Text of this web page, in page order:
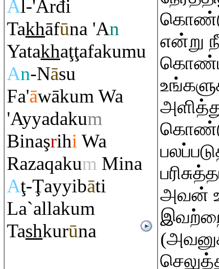
Al-'Arđi
Takhāfūna 'An
Yatakhaţţafakumu
An-Nāsu
Fa'āwākum Wa
'Ayyadakum
Binaşrihi Wa
Razaqakum Mina
Aţ-Ţayyibāti
La`allakum
Tashkurūna
என்று
அவன்